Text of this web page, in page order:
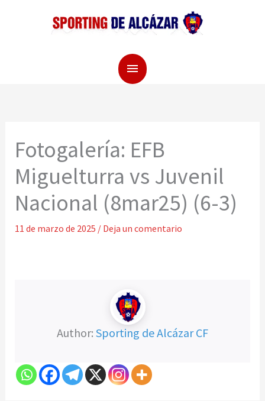
Menú
principal
Fotogalería: EFB
Miguelturra vs Juvenil
Nacional (8mar25) (6-3)
11 de marzo de 2025 / Deja un comentario
Author: Sporting de Alcázar CF